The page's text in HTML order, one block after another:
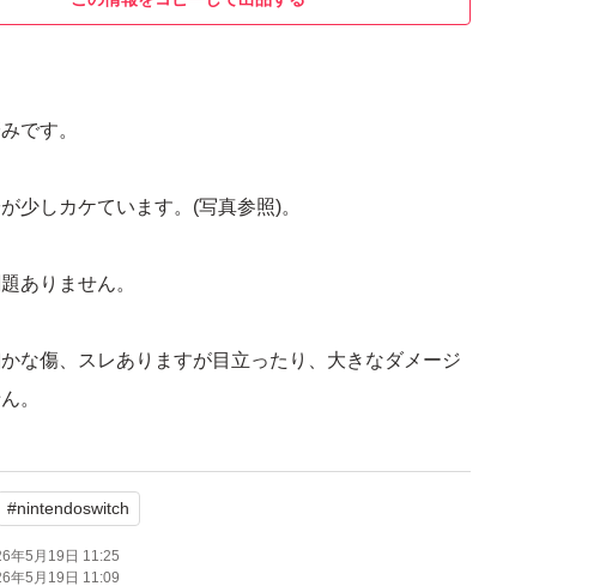
です。
少しカケています。(写真参照)。
ありません。
な傷、スレありますが目立ったり、大きなダメージ
。
うパケットポストmini。
ファイルに入れて、プチプチで梱包し、封筒に入れ
#nintendoswitch
年5月19日 11:25
年5月19日 11:09